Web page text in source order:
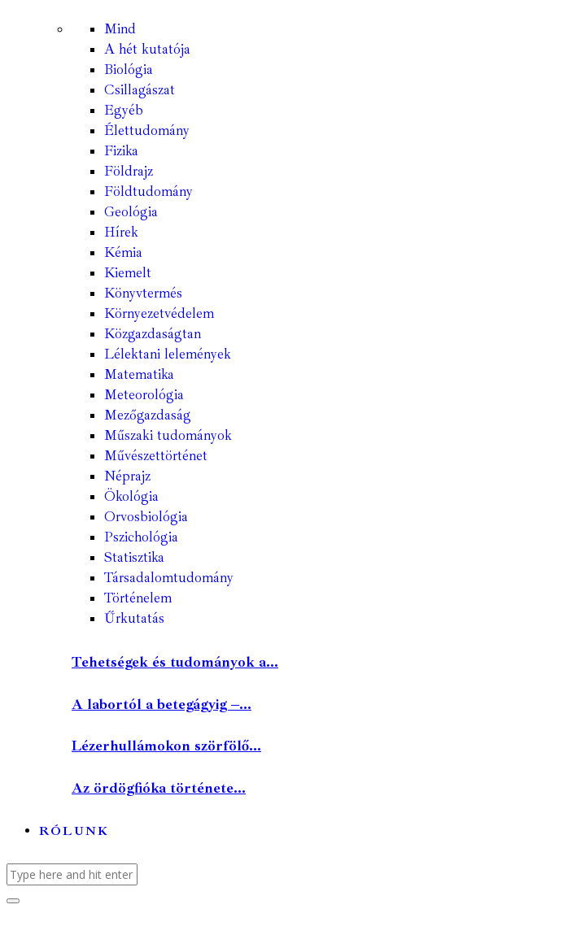
Mind
A hét kutatója
Biológia
Csillagászat
Egyéb
Élettudomány
Fizika
Földrajz
Földtudomány
Geológia
Hírek
Kémia
Kiemelt
Könyvtermés
Környezetvédelem
Közgazdaságtan
Lélektani lelemények
Matematika
Meteorológia
Mezőgazdaság
Műszaki tudományok
Művészettörténet
Néprajz
Ökológia
Orvosbiológia
Pszichológia
Statisztika
Társadalomtudomány
Történelem
Űrkutatás
Tehetségek és tudományok a...
A labortól a betegágyig –...
Lézerhullámokon szörfölő...
Az ördögfióka története...
RÓLUNK